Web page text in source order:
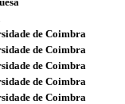
de Coimbra
de Coimbra
de Coimbra
de Coimbra
de Coimbra